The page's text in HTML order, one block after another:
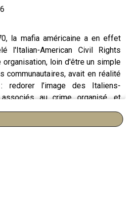
la mafia américaine a en effet
l'Italian-American Civil Rights
organisation, loin d'être un simple
communautaires, avait en réalité
redorer l’image des Italiens-
associés au crime organisé, et
la mafia elle-même.